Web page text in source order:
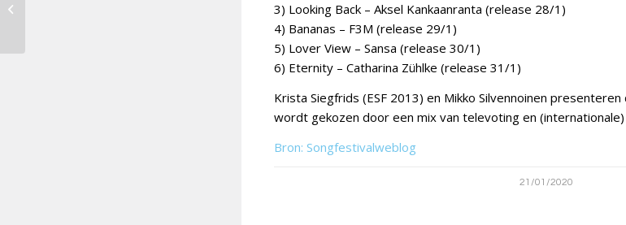
3) Looking Back – Aksel Kankaanranta (release 28/1)
4) Bananas – F3M (release 29/1)
5) Lover View – Sansa (release 30/1)
6) Eternity – Catharina Zühlke (release 31/1)
Krista Siegfrids (ESF 2013) en Mikko Silvennoinen
wordt gekozen door een mix van televoting en (internationale)
Bron: Songfestivalweblog
21/01/2020